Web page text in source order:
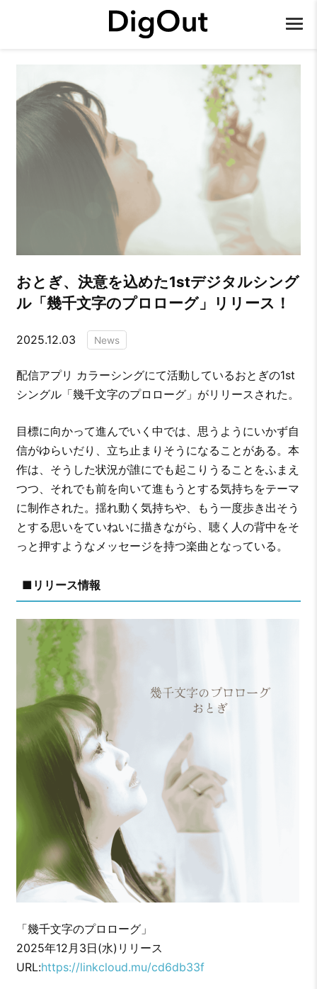
おとぎ、決意を込めた1stデジタルシング
ル「幾千文字のプロローグ」リリース！
2025.12.03 News
配信アプリ カラーシングにて活動しているおとぎの1st
シングル「幾千文字のプロローグ」がリリースされた。
目標に向かって進んでいく中では、思うようにいかず自
信がゆらいだり、立ち止まりそうになることがある。本
作は、そうした状況が誰にでも起こりうることをふまえ
つつ、それでも前を向いて進もうとする気持ちをテーマ
に制作された。揺れ動く気持ちや、もう一度歩き出そう
とする思いをていねいに描きながら、聴く人の背中をそ
っと押すようなメッセージを持つ楽曲となっている。
■リリース情報
「幾千文字のプロローグ」
2025年12月3日(水)リリース
URL:https://linkcloud.mu/cd6db33f